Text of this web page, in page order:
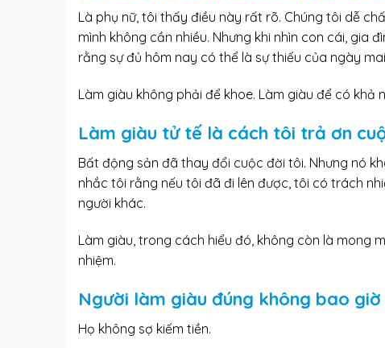
Là phụ nữ, tôi thấy điều này rất rõ. Chúng tôi dễ
mình không cần nhiều. Nhưng khi nhìn con cái, gia
rằng sự đủ hôm nay có thể là sự thiếu của ngày
Làm giàu không phải để khoe. Làm giàu để có khả
Làm giàu tử tế là cách tôi trả ơn
Bất động sản đã thay đổi cuộc đời tôi. Nhưng nó
nhắc tôi rằng nếu tôi đã đi lên được, tôi có trách
người khác.
Làm giàu, trong cách hiểu đó, không còn là mong
nhiệm.
Người làm giàu đúng không bao
Họ không sợ kiếm tiền.